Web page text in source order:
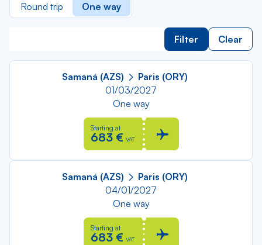
Round trip One way
Filter Clear
Samaná (AZS)
Paris (ORY)
01/03/2027
One way
Starting at
683 € VAT
Samaná (AZS)
Paris (ORY)
04/01/2027
One way
Starting at
683 € VAT